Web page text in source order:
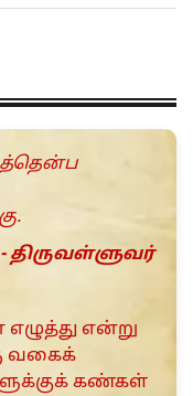
- திருவள்ளுவர்
என்று
வகைக்
கண்கள்